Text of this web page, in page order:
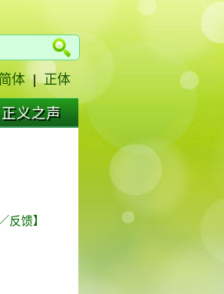
简体 | 正体
正义之声
反馈】